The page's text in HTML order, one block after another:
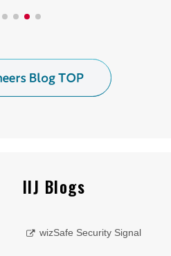
IIJ Blogs
wizSafe Security Signal